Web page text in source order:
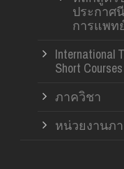
ประกาศ
การแพท
International
Short Courses
ภาควิชา
หน่วยงานภ